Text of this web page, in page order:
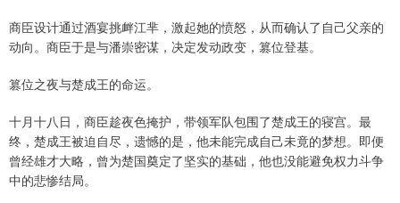
商臣设计通过酒宴挑衅江芈，激起她的愤怒，从而确认了自己父亲的
动向。商臣于是与潘崇密谋，决定发动政变，篡位登基。
篡位之夜与楚成王的命运。
十月十八日，商臣趁夜色掩护，带领军队包围了楚成王的寝宫。最
终，楚成王被迫自尽，遗憾的是，他未能完成自己未竟的梦想。即便
曾经雄才大略，曾为楚国奠定了坚实的基础，他也没能避免权力斗争
中的悲惨结局。